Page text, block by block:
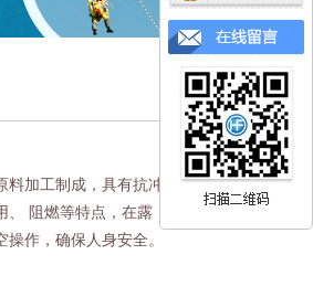
加工制成，具有抗冲
、 阻燃等特点，在露
作，确保人身安全。